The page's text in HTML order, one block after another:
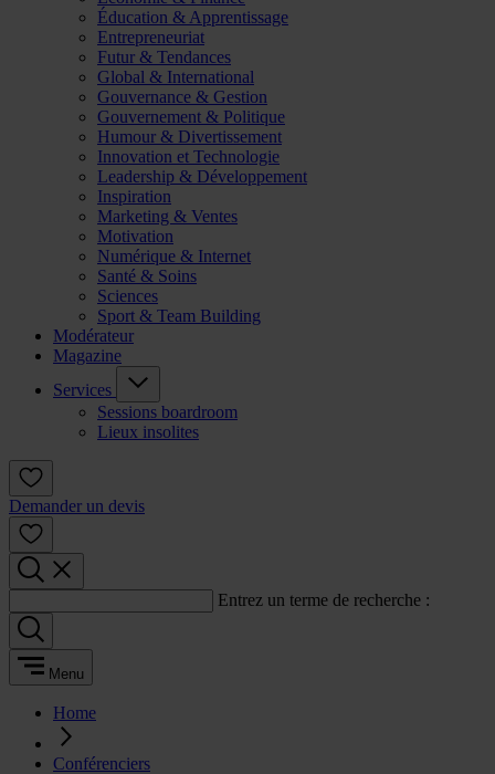
Éducation & Apprentissage
Entrepreneuriat
Futur & Tendances
Global & International
Gouvernance & Gestion
Gouvernement & Politique
Humour & Divertissement
Innovation et Technologie
Leadership & Développement
Inspiration
Marketing & Ventes
Motivation
Numérique & Internet
Santé & Soins
Sciences
Sport & Team Building
Modérateur
Magazine
Services
Sessions boardroom
Lieux insolites
Demander un devis
Entrez un terme de recherche :
Menu
Home
Conférenciers